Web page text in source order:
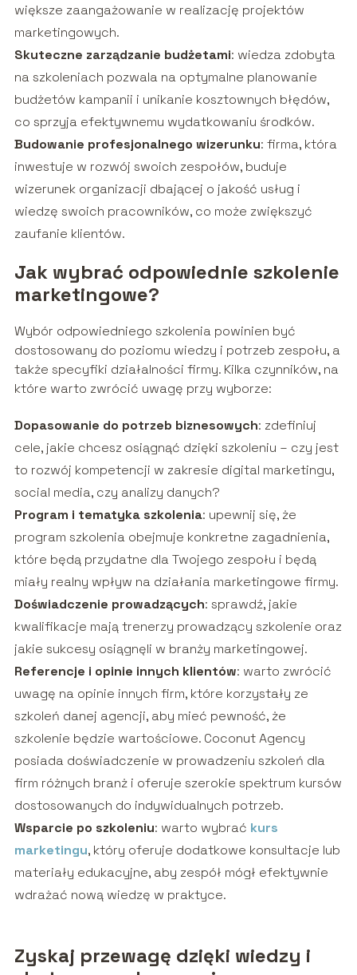
większe zaangażowanie w realizację projektów
marketingowych.
Skuteczne zarządzanie budżetami: wiedza zdobyta
na szkoleniach pozwala na optymalne planowanie
budżetów kampanii i unikanie kosztownych błędów,
co sprzyja efektywnemu wydatkowaniu środków.
Budowanie profesjonalnego wizerunku: firma, która
inwestuje w rozwój swoich zespołów, buduje
wizerunek organizacji dbającej o jakość usług i
wiedzę swoich pracowników, co może zwiększyć
zaufanie klientów.
Jak wybrać odpowiednie szkolenie
marketingowe?
Wybór odpowiedniego szkolenia powinien być
dostosowany do poziomu wiedzy i potrzeb zespołu, a
także specyfiki działalności firmy. Kilka czynników, na
które warto zwrócić uwagę przy wyborze:
Dopasowanie do potrzeb biznesowych: zdefiniuj
cele, jakie chcesz osiągnąć dzięki szkoleniu – czy jest
to rozwój kompetencji w zakresie digital marketingu,
social media, czy analizy danych?
Program i tematyka szkolenia: upewnij się, że
program szkolenia obejmuje konkretne zagadnienia,
które będą przydatne dla Twojego zespołu i będą
miały realny wpływ na działania marketingowe firmy.
Doświadczenie prowadzących: sprawdź, jakie
kwalifikacje mają trenerzy prowadzący szkolenie oraz
jakie sukcesy osiągnęli w branży marketingowej.
Referencje i opinie innych klientów: warto zwrócić
uwagę na opinie innych firm, które korzystały ze
szkoleń danej agencji, aby mieć pewność, że
szkolenie będzie wartościowe. Coconut Agency
posiada doświadczenie w prowadzeniu szkoleń dla
firm różnych branż i oferuje szerokie spektrum kursów
dostosowanych do indywidualnych potrzeb.
Wsparcie po szkoleniu: warto wybrać kurs
marketingu, który oferuje dodatkowe konsultacje lub
materiały edukacyjne, aby zespół mógł efektywnie
wdrażać nową wiedzę w praktyce.
Zyskaj przewagę dzięki wiedzy i